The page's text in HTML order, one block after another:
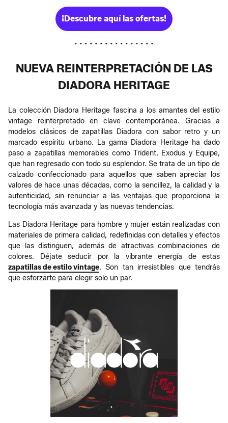
¡Descubre aquí las ofertas!
• • • • • • • • • • • • • • • •
NUEVA REINTERPRETACIÓN DE LAS
DIADORA HERITAGE
La colección Diadora Heritage fascina a los amantes del estilo
vintage reinterpretado en clave contemporánea. Gracias a
modelos clásicos de zapatillas Diadora con sabor retro y un
marcado espíritu urbano. La gama Diadora Heritage ha dado
paso a zapatillas memorables como Trident, Exodus y Equipe,
que han regresado con todo su esplendor. Se trata de un tipo de
calzado confeccionado para aquellos que saben apreciar los
valores de hace unas décadas, como la sencillez, la calidad y la
autenticidad, sin renunciar a las ventajas que proporciona la
tecnología más avanzada y las nuevas tendencias.
Las Diadora Heritage para hombre y mujer están realizadas con
materiales de primera calidad, redefinidas con detalles y efectos
que las distinguen, además de atractivas combinaciones de
colores. Déjate seducir por la vibrante energía de estas
zapatillas de estilo vintage. Son tan irresistibles que tendrás
que esforzarte para elegir solo un par.